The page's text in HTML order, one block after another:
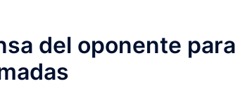
del oponente